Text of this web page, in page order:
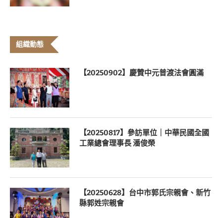
組織動態
【20250902】慶贊中元普渡法會圓滿
【20250817】參訪單位｜中華民國全國
工業總會理事長 潘俊榮
【20250628】台中市郭氏宗親會、新竹
縣郭姓宗親會